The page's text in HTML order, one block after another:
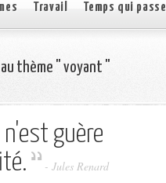
Travail Temps qui passe
thème " voyant "
guère
- Jules Renard